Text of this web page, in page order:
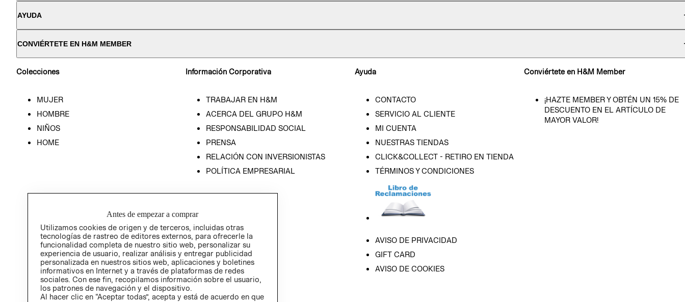
AYUDA
CONVIÉRTETE EN H&M MEMBER
Colecciones
MUJER
HOMBRE
NIÑOS
HOME
Información Corporativa
TRABAJAR EN H&M
ACERCA DEL GRUPO H&M
RESPONSABILIDAD SOCIAL
PRENSA
RELACIÓN CON INVERSIONISTAS
POLÍTICA EMPRESARIAL
Ayuda
CONTACTO
SERVICIO AL CLIENTE
MI CUENTA
NUESTRAS TIENDAS
CLICK&COLLECT - RETIRO EN TIENDA
TÉRMINOS Y CONDICIONES
AVISO DE PRIVACIDAD
GIFT CARD
AVISO DE COOKIES
Conviértete en H&M Member
¡HAZTE MEMBER Y OBTÉN UN 15% DE
DESCUENTO EN EL ARTÍCULO DE
MAYOR VALOR!
Antes de empezar a comprar
Utilizamos cookies de origen y de terceros, incluidas otras
tecnologías de rastreo de editores externos, para ofrecerle la
funcionalidad completa de nuestro sitio web, personalizar su
experiencia de usuario, realizar análisis y entregar publicidad
personalizada en nuestros sitios web, aplicaciones y boletines
informativos en Internet y a través de plataformas de redes
sociales. Con ese fin, recopilamos información sobre el usuario,
los patrones de navegación y el dispositivo.
Al hacer clic en “Aceptar todas”, acepta y está de acuerdo en que